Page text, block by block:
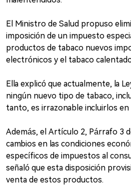
El Ministro de Salud propuso
imposición de un impuesto
productos de tabaco nuevos
electrónicos y el tabaco
Ella explicó que actualmente, la
ningún nuevo tipo de tabaco,
tanto, es irrazonable incluirlos en
Además, el Artículo 2, Párrafo 3
cambios en las condiciones
específicos de impuestos al
señaló que esta disposición
venta de estos productos.